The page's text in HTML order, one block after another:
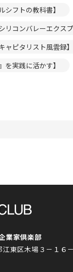
シフトの教科書】
リコンバレーエクスプ
ャピタリスト風雲録】
を実践に活かす】
業家倶楽部
東区木場３－１６